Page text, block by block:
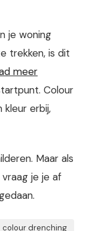
je woning
trekken, is dit
meer
Colour
kleur erbij,
Maar als
je je af
colour drenching